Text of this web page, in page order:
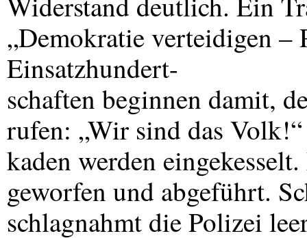
„Demokratie verteidigen –
Einsatzhundert-
schaften beginnen damit,
rufen: „Wir sind das
kaden werden
geworfen und abgeführt.
schlagnahmt die Polizei